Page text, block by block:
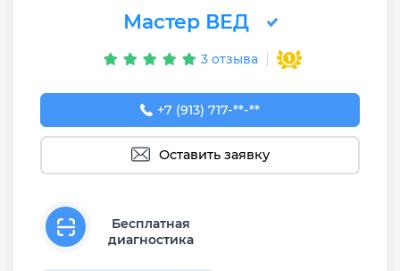
Мастер ВЕД
3 отзыва
+7 (913) 717-02-96
+7 (913) 717-**-**
Оставить заявку
Бесплатная
диагностика